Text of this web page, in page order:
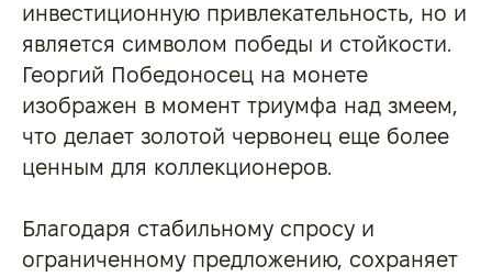
инвестиционную привлекательность, но и
является символом победы и стойкости.
Георгий Победоносец на монете
изображен в момент триумфа над змеем,
что делает золотой червонец еще более
ценным для коллекционеров.
Благодаря стабильному спросу и
ограниченному предложению, сохраняет